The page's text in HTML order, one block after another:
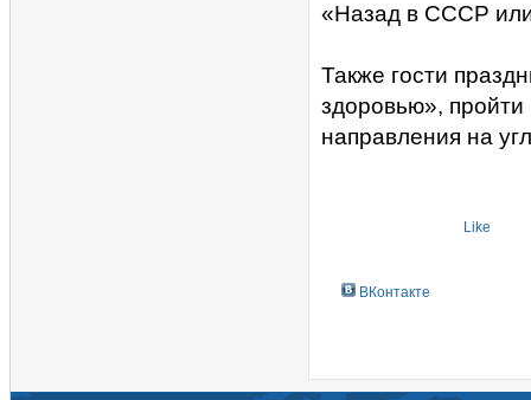
«Назад в СССР или
Также гости
здоровью»,
направления на
Like
ВКонтакте